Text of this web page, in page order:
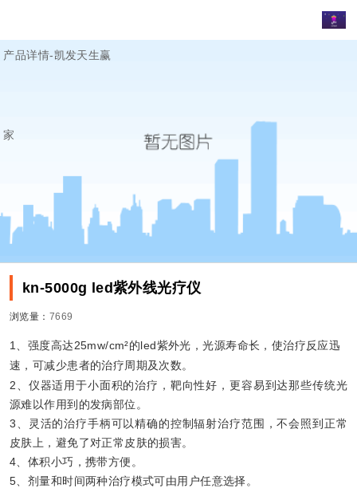
产品详情-凯发天生赢
家
kn-5000g led紫外线光疗仪
浏览量： 7669
1、强度高达25mw/cm²的led紫外光，光源寿命长，使治疗反应迅
速，可减少患者的治疗周期及次数。
2、仪器适用于小面积的治疗，靶向性好，更容易到达那些传统光
源难以作用到的发病部位。
3、灵活的治疗手柄可以精确的控制辐射治疗范围，不会照到正常
皮肤上，避免了对正常皮肤的损害。
4、体积小巧，携带方便。
5、剂量和时间两种治疗模式可由用户任意选择。